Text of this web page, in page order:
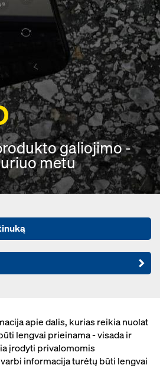
galiojimo -
metu
apie dalis, kurias reikia nuolat
lengvai prieinama - visada ir
įrodyti privalomomis
informacija turėtų būti lengvai